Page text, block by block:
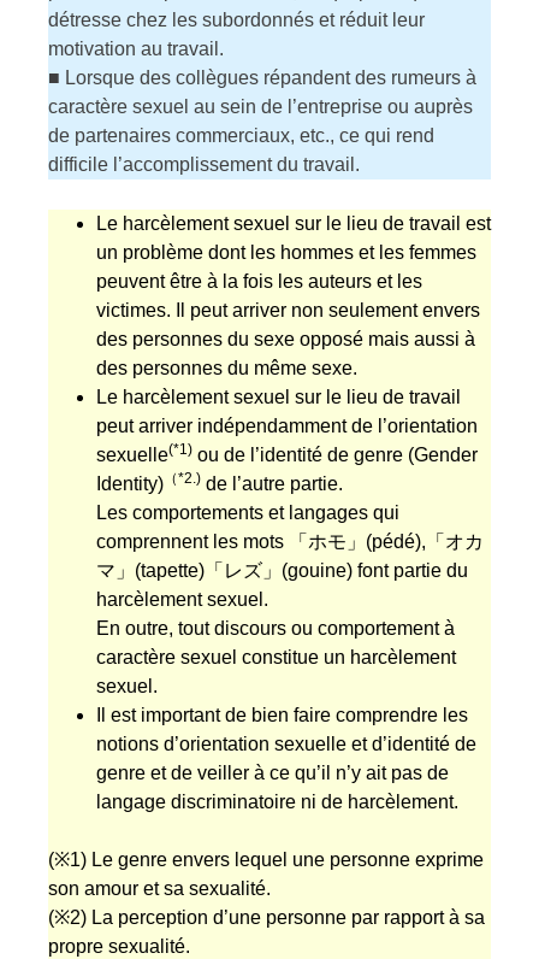
détresse chez les subordonnés et réduit leur
motivation au travail.
■ Lorsque des collègues répandent des rumeurs à
caractère sexuel au sein de l’entreprise ou auprès
de partenaires commerciaux, etc., ce qui rend
difficile l’accomplissement du travail.
Le harcèlement sexuel sur le lieu de travail est
un problème dont les hommes et les femmes
peuvent être à la fois les auteurs et les
victimes. Il peut arriver non seulement envers
des personnes du sexe opposé mais aussi à
des personnes du même sexe.
Le harcèlement sexuel sur le lieu de travail
peut arriver indépendamment de l’orientation
sexuelle(*1) ou de l’identité de genre (Gender
Identity) （*2.) de l’autre partie.
Les comportements et langages qui
comprennent les mots 「ホモ」(pédé),「オカ
マ」(tapette)「レズ」(gouine) font partie du
harcèlement sexuel.
En outre, tout discours ou comportement à
caractère sexuel constitue un harcèlement
sexuel.
Il est important de bien faire comprendre les
notions d’orientation sexuelle et d’identité de
genre et de veiller à ce qu’il n’y ait pas de
langage discriminatoire ni de harcèlement.
(※1) Le genre envers lequel une personne exprime
son amour et sa sexualité.
(※2) La perception d’une personne par rapport à sa
propre sexualité.